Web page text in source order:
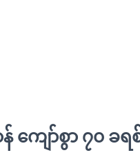
ကျော်စွာ ၇၀